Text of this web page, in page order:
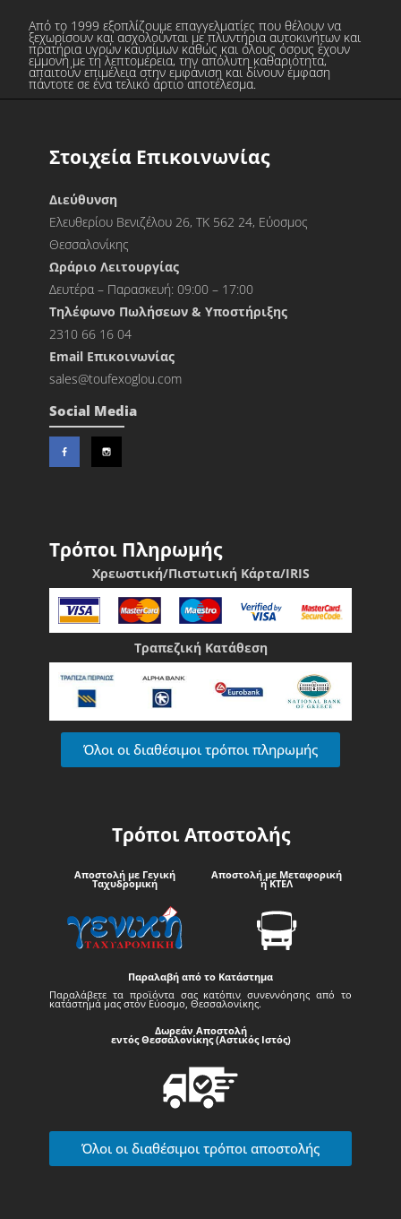
Από το 1999 εξοπλίζουμε επαγγελματίες που θέλουν να
ξεχωρίσουν και ασχολούνται με πλυντήρια αυτοκινήτων και
πρατήρια υγρών καυσίμων καθώς και όλους όσους έχουν
εμμονή με τη λεπτομέρεια, την απόλυτη καθαριότητα,
απαιτούν επιμέλεια στην εμφάνιση και δίνουν έμφαση
πάντοτε σε ένα τελικό άρτιο αποτέλεσμα.
Στοιχεία Επικοινωνίας
Διεύθυνση
Ελευθερίου Βενιζέλου 26, ΤΚ 562 24, Εύοσμος
Θεσσαλονίκης
Ωράριο Λειτουργίας
Δευτέρα – Παρασκευή: 09:00 – 17:00
Τηλέφωνο Πωλήσεων & Υποστήριξης
2310 66 16 04
Εmail Επικοινωνίας
sales@toufexoglou.com
Social Media
Τρόποι Πληρωμής
Χρεωστική/Πιστωτική Κάρτα/IRIS
Τραπεζική Κατάθεση
Όλοι οι διαθέσιμοι τρόποι πληρωμής
Τρόποι Αποστολής
Αποστολή με Γενική
Ταχυδρομική
Αποστολή με Μεταφορική
ή ΚΤΕΛ
Παραλαβή από το Κατάστημα
Παραλάβετε τα προϊόντα σας κατόπιν συνεννόησης από το
κατάστημά μας στον Εύοσμο, Θεσσαλονίκης.
Δωρεάν Αποστολή
εντός Θεσσαλονίκης (Αστικός Ιστός)
Όλοι οι διαθέσιμοι τρόποι αποστολής